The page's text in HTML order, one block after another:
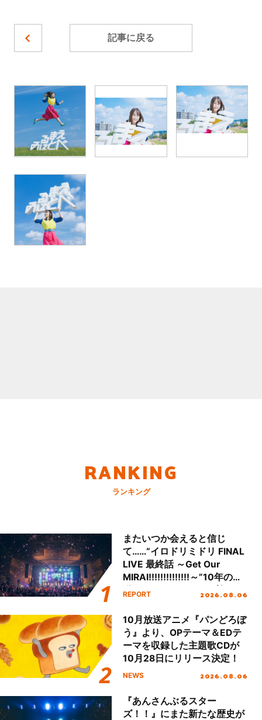
記事に戻る
RANKING
ランキング
またいつか会えると信じ
て……“イロドリミドリ FINAL
LIVE 最終話 ～Get Our
MIRAI!!!!!!!!!!!!!!～”10年の活
動を経てファイナルを迎える
REPORT 2026.08.06
10月放送アニメ『パンどろぼ
う』より、OPテーマ＆EDテ
ーマを収録した主題歌CDが
10月28日にリリース決定！
NEWS 2026.08.06
『あんさんぶるスター
ズ！！』にまた新たな歴史が